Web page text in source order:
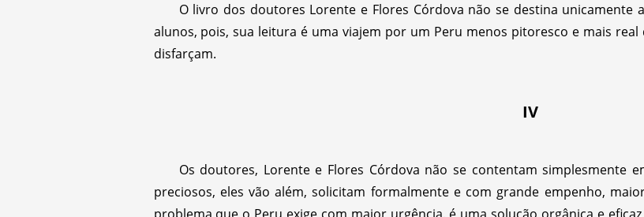
O livro dos doutores Lorente e Flores Córdova não se destina
alunos, pois, sua leitura é uma viajem por um Peru menos pitoresco e mais
disfarçam.
IV
Os doutores, Lorente e Flores Córdova não se contentam simplesmente
preciosos, eles vão além, solicitam formalmente e com grande empenho,